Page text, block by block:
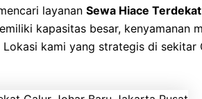
layanan Sewa Hiace
kapasitas besar,
kami yang strategis di